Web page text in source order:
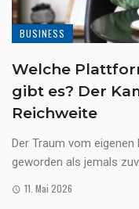
BUSINESS
Welche
gibt es? Der
Reichweite
Der Traum vom
geworden als jemals
11. Mai 2026